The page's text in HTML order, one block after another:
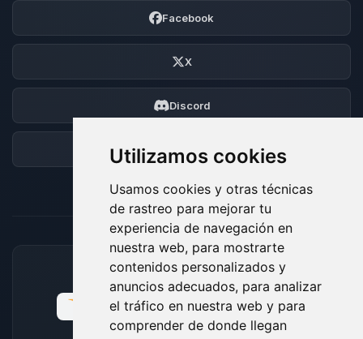
Utilizamos cookies
Usamos cookies y otras técnicas
de rastreo para mejorar tu
experiencia de navegación en
nuestra web, para mostrarte
contenidos personalizados y
anuncios adecuados, para analizar
el tráfico en nuestra web y para
comprender de donde llegan
Facebook
X
Discord
Foro
MÉTODOS DE PAGO ACEPTADOS